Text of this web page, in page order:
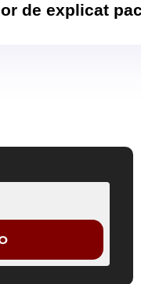
de explicat